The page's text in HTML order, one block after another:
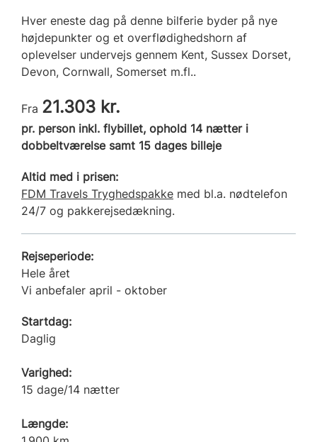
Hver eneste dag på denne bilferie byder på nye
højdepunkter og et overflødighedshorn af
oplevelser undervejs gennem Kent, Sussex Dorset,
Devon, Cornwall, Somerset m.fl..
Fra 21.303 kr.
pr. person inkl. flybillet, ophold 14 nætter i
dobbeltværelse samt 15 dages billeje
Altid med i prisen:
FDM Travels Tryghedspakke med bl.a. nødtelefon
24/7 og pakkerejsedækning.
Rejseperiode:
Hele året
Vi anbefaler april - oktober
Startdag:
Daglig
Varighed:
15 dage/14 nætter
Længde: